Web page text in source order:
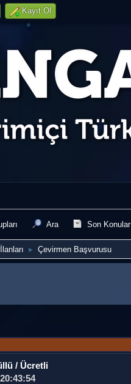
Kayıt Ol
Ara Son Konular
► Çevirmen Başvurusu
/ Ücretli